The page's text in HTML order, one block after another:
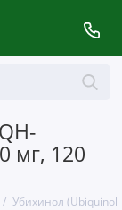
мг, 120
Убихинол (Ubiquinol,